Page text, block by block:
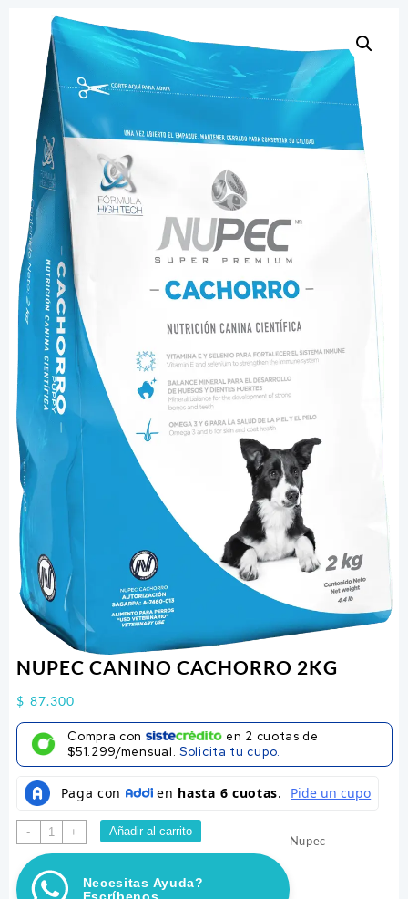
NUPEC CANINO CACHORRO 2KG
$ 87.300
Compra con en 2 cuotas de
$51.299/mensual.Solicita tu cupo.
-
NUPEC
CANINO
CACHORRO
2KG
+ Añadir al carrito
Necesitas Ayuda?
Escríbenos
Nupec